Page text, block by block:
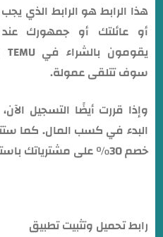
هذا الرابط هو الرابط الذي
أو عائلتك أو جمهورك عند
سوف تتلقى عمولة.
وإذا قررت أيضًا التسجيل
البدء في كسب المال. كما
خصم 30% على مشترياتك باستخدام الكود aaq39376.
رابط تحميل وتثبيت تطبيق